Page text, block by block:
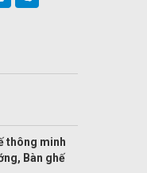
thông minh
Bàn ghế